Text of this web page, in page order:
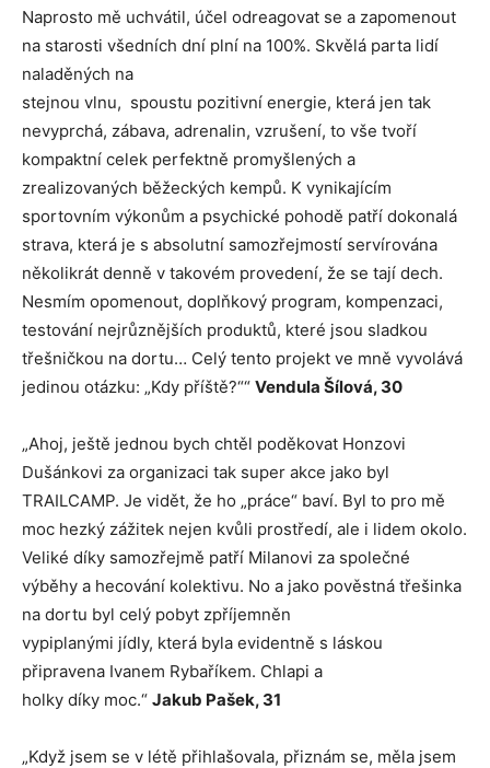
Naprosto mě uchvátil, účel odreagovat se a zapomenout
na starosti všedních dní plní na 100%. Skvělá parta lidí
naladěných na
stejnou vlnu, spoustu pozitivní energie, která jen tak
nevyprchá, zábava, adrenalin, vzrušení, to vše tvoří
kompaktní celek perfektně promyšlených a
zrealizovaných běžeckých kempů. K vynikajícím
sportovním výkonům a psychické pohodě patří dokonalá
strava, která je s absolutní samozřejmostí servírována
několikrát denně v takovém provedení, že se tají dech.
Nesmím opomenout, doplňkový program, kompenzaci,
testování nejrůznějších produktů, které jsou sladkou
třešničkou na dortu… Celý tento projekt ve mně vyvolává
jedinou otázku: „Kdy příště?““ Vendula Šílová, 30
„Ahoj, ještě jednou bych chtěl poděkovat Honzovi
Dušánkovi za organizaci tak super akce jako byl
TRAILCAMP. Je vidět, že ho „práce“ baví. Byl to pro mě
moc hezký zážitek nejen kvůli prostředí, ale i lidem okolo.
Veliké díky samozřejmě patří Milanovi za společné
výběhy a hecování kolektivu. No a jako pověstná třešinka
na dortu byl celý pobyt zpříjemněn
vypiplanými jídly, která byla evidentně s láskou
připravena Ivanem Rybaříkem. Chlapi a
holky díky moc.“ Jakub Pašek, 31
„Když jsem se v létě přihlašovala, přiznám se, měla jsem